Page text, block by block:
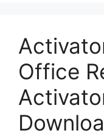
Office